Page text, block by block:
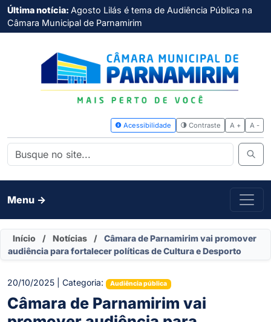
Última notícia: Agosto Lilás é tema de Audiência Pública na
Câmara Municipal de Parnamirim
Menu ->
Início / Notícias /
Câmara de Parnamirim vai promover
audiência para fortalecer políticas de Cultura e Desporto
20/10/2025 | Categoria: Audiência pública
Câmara de Parnamirim vai